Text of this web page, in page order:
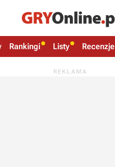
Rankingi Listy Recenzje